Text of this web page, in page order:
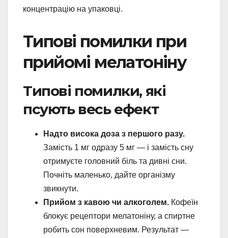
концентрацію на упаковці.
Типові помилки при
прийомі мелатоніну
Типові помилки, які
псують весь ефект
Надто висока доза з першого разу.
Замість 1 мг одразу 5 мг — і замість сну
отримуєте головний біль та дивні сни.
Почніть маленько, дайте організму
звикнути.
Прийом з кавою чи алкоголем. Кофеїн
блокує рецептори мелатоніну, а спиртне
робить сон поверхневим. Результат —